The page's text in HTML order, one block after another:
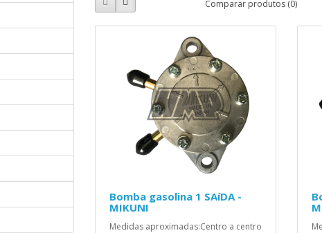
Comparar produtos (0)
Bomba gasolina 1 SAíDA -
MIKUNI
Medidas aproximadas:Centro a centro